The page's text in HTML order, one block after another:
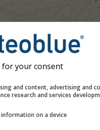
for your consent
and content, advertising and
research and services
on a device